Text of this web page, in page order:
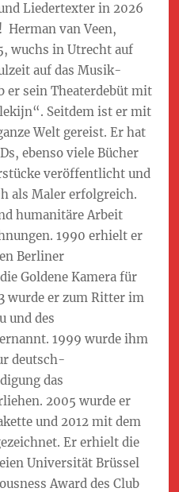
Liedertexter in 2026
Herman van Veen,
wuchs in Utrecht auf
auf das Musik-
er sein Theaterdebüt mit
Seitdem ist er mit
Welt gereist. Er hat
ebenso viele Bücher
veröffentlicht und
als Maler erfolgreich.
humanitäre Arbeit
1990 erhielt er
Berliner
Goldene Kamera für
wurde er zum Ritter im
und des
1999 wurde ihm
deutsch-
das
2005 wurde er
und 2012 mit dem
Er erhielt die
Universität Brüssel
Award des Club